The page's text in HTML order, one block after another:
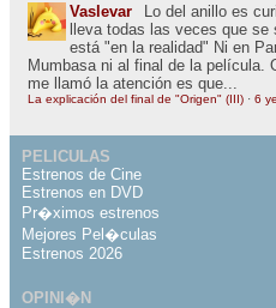
Vaslevar
Lo del anillo es
lleva todas las veces que se
está "en la realidad" Ni en
Mumbasa ni al final de la película.
me llamó la atención es que...
La explicación del final de "Origen" (III) · 6
PELICULAS
Estrenos de Cine
Estrenos en DVD
Pr�ximos estrenos
Mejores Pel�culas
Estrenos 2026
OPINI�N